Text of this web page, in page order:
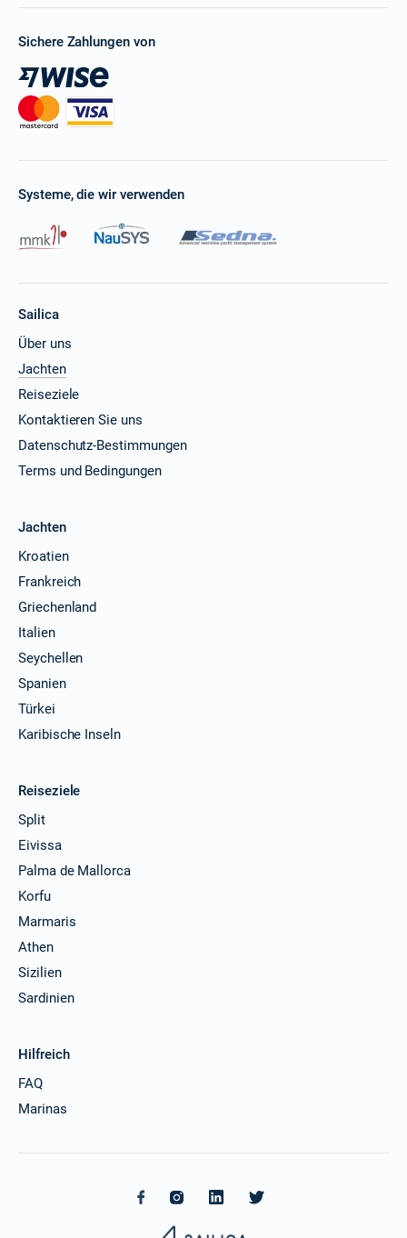
Sichere Zahlungen von
Systeme, die wir verwenden
Sailica
Über uns
Jachten
Reiseziele
Kontaktieren Sie uns
Datenschutz-Bestimmungen
Terms und Bedingungen
Jachten
Kroatien
Frankreich
Griechenland
Italien
Seychellen
Spanien
Türkei
Karibische Inseln
Reiseziele
Split
Eivissa
Palma de Mallorca
Korfu
Marmaris
Athen
Sizilien
Sardinien
Hilfreich
FAQ
Marinas